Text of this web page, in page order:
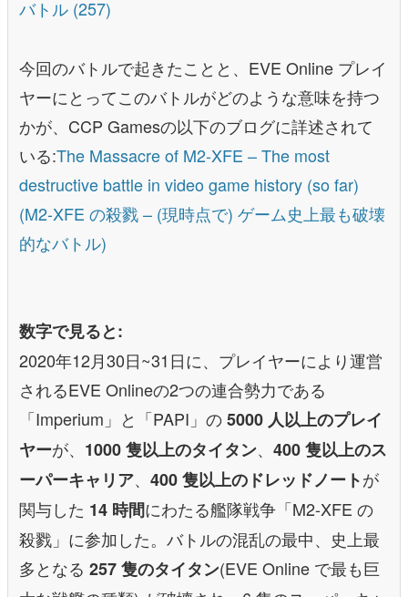
バトル (257)
今回のバトルで起きたことと、EVE Online プレイ
ヤーにとってこのバトルがどのような意味を持つ
かが、CCP Gamesの以下のブログに詳述されて
いる:The Massacre of M2-XFE – The most
destructive battle in video game history (so far)
(M2-XFE の殺戮 – (現時点で) ゲーム史上最も破壊
的なバトル)
数字で見ると:
2020年12月30日~31日に、プレイヤーにより運営
されるEVE Onlineの2つの連合勢力である
「Imperium」と「PAPI」の5000 人以上のプレイ
ヤーが、 1000 隻以上のタイタン、 400 隻以上のス
ーパーキャリア、 400 隻以上のドレッドノートが
関与した 14 時間にわたる艦隊戦争「M2-XFE の
殺戮」に参加した。バトルの混乱の最中、史上最
多となる 257 隻のタイタン(EVE Online で最も巨